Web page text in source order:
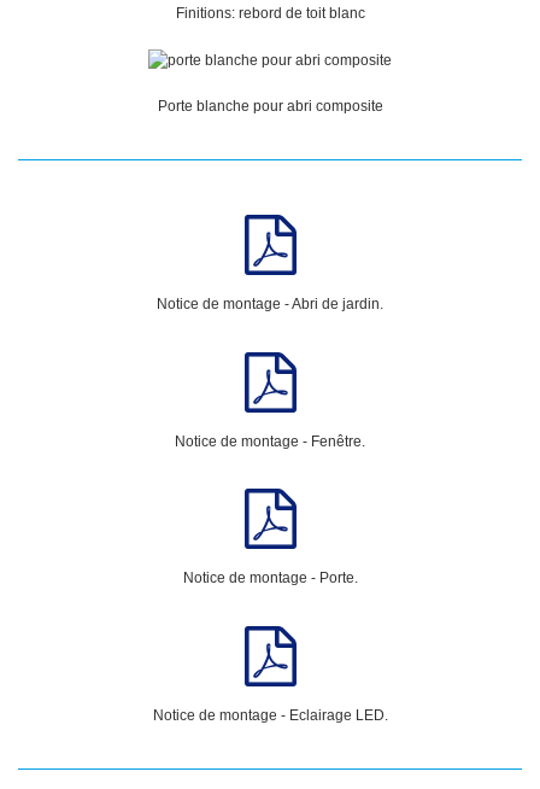
Finitions: rebord de toit blanc
Porte blanche pour abri composite
Notice de montage - Abri de jardin.
Notice de montage - Fenêtre.
Notice de montage - Porte.
Notice de montage - Eclairage LED.